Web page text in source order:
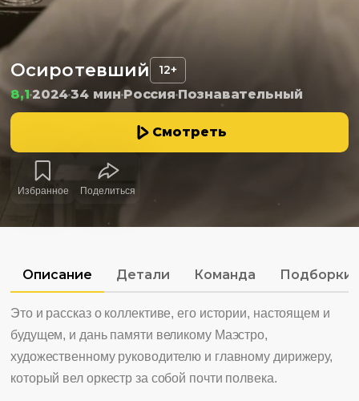
Осиротевший 12+
8,1202434 минРоссия Познавательный
Смотреть
Избранное Поделиться
Описание Детали Команда Подборки
Это и рассказ о коллективе, его истории, настоящем и
будущем, и дань памяти великому Маэстро,
художественному руководителю и главному дирижеру,
который вел оркестр за собой почти полвека.